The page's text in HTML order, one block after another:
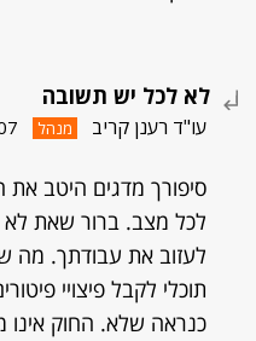
לא לכל יש תשובה
עו"ד רענן קריב מנהל
סיפורך מדגים היטב
לכל מצב. ברור שאת לא
לעזוב את עבודתך. מה
תוכלי לקבל פיצויי
כנראה שלא. החוק אינו